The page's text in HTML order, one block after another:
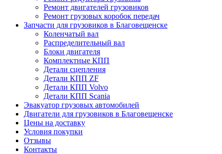
Ремонт двигателей грузовиков
Ремонт грузовых коробок передач
Запчасти для грузовиков в Благовещенске
Коленчатый вал
Распределительный вал
Блоки двигателя
Комплектные КПП
Детали сцепления
Детали КПП ZF
Детали КПП Volvo
Детали КПП Scania
Эвакуатор грузовых автомобилей
Двигатели для грузовиков в Благовещенске
Цены на доставку
Условия покупки
Отзывы
Контакты